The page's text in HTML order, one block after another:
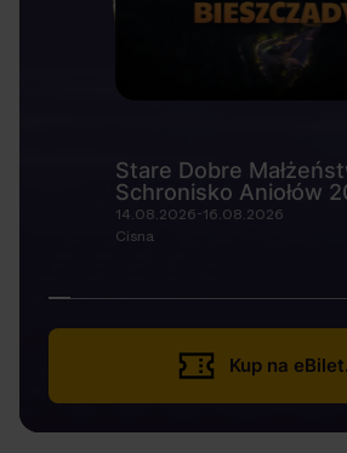
Stare Dobre
Schronisko Aniołów
14.08.2026-16.08.2026
Cisna
Kup na